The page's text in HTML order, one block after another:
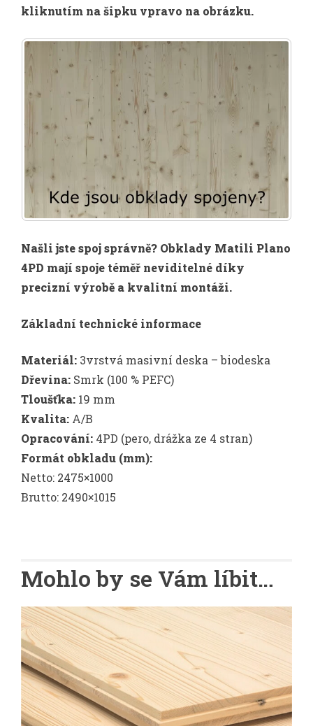
kliknutím na šipku vpravo na obrázku.
Našli jste spoj správně? Obklady Matili Plano
4PD mají spoje téměř neviditelné díky
precizní výrobě a kvalitní montáži.
Základní technické informace
Materiál: 3vrstvá masivní deska – biodeska
Dřevina: Smrk (100 % PEFC)
Tloušťka: 19 mm
Kvalita: A/B
Opracování: 4PD (pero, drážka ze 4 stran)
Formát obkladu (mm):
Netto: 2475×1000
Brutto: 2490×1015
Mohlo by se Vám líbit…